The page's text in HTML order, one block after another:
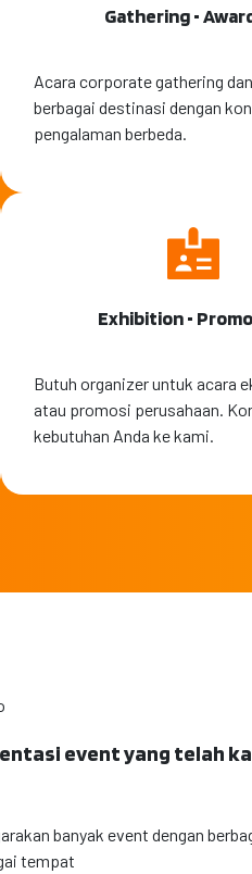
Gathering •
Acara corporate gathering
berbagai destinasi dengan
pengalaman berbeda.
Exhibition •
Butuh organizer untuk acara
atau promosi perusahaan.
kebutuhan Anda ke kami.
event yang telah
banyak event dengan
tempat